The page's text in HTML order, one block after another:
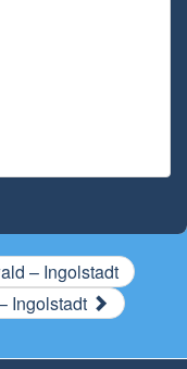
– Ingolstadt
Ingolstadt